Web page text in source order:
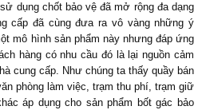
dụng chốt bảo vệ đã mở rộng đa dạng
cấp đã cùng đưa ra vô vàng những ý
mô hình sản phẩm này nhưng đáp ứng
hàng có nhu cầu đó là lại nguồn cảm
cung cấp. Như chúng ta thấy quầy bán
phòng làm việc, trạm thu phí, trạm giữ
áp dụng cho sản phẩm bốt gác bảo